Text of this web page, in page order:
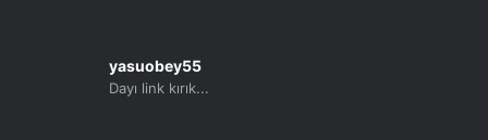
yasuobey55
Dayı link kırık...